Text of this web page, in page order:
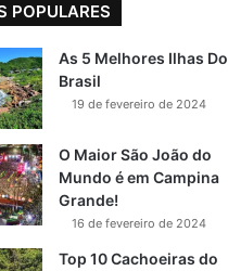
POPULARES
As 5 Melhores Ilhas Do
Brasil
19 de fevereiro de 2024
O Maior São João do
Mundo é em Campina
Grande!
16 de fevereiro de 2024
Top 10 Cachoeiras do